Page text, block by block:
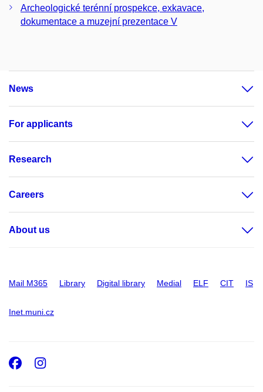
Archeologické terénní prospekce, exkavace,
dokumentace a muzejní prezentace V
News
For applicants
Research
Careers
About us
Mail M365 Library Digital library Medial ELF CIT IS
Inet.muni.cz
Facebook
Instagram